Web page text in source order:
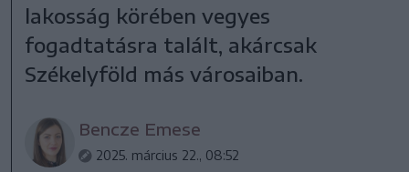
lakosság körében vegyes
fogadtatásra talált, akárcsak
Székelyföld más városaiban.
Bencze Emese
2025. március 22., 08:52